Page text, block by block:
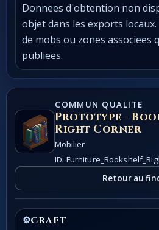
Donnees d'obtention non
objet dans les exports
de mobs ou zones associees
publiees.
COMMUN QUALITE
Prototype -
Right Corner
Mobilier
ID:
Retour au
⚙CRAFT